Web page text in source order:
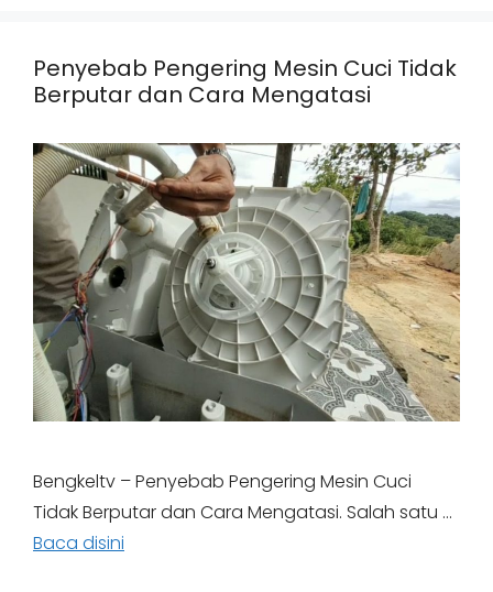
Penyebab Pengering Mesin Cuci Tidak
Berputar dan Cara Mengatasi
Bengkeltv – Penyebab Pengering Mesin Cuci
Tidak Berputar dan Cara Mengatasi. Salah satu …
Baca disini